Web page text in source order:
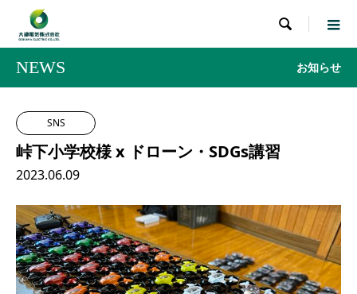

NEWS お知らせ
SNS
峠下小学校様 x ドローン・SDGs講習
2023.06.09